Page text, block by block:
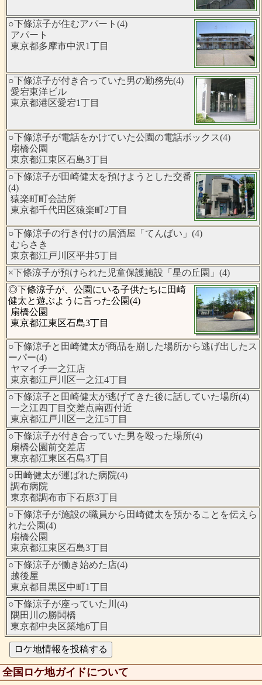
○下條涼子が住むアパート(4)
アパート
東京都多摩市中沢1丁目
○下條涼子が付き合っていた男の勤務先(4)
愛宕東洋ビル
東京都港区愛宕1丁目
○下條涼子が電話をかけていた公園の電話ボックス(4)
扇橋公園
東京都江東区石島3丁目
○下條涼子が田崎健太を預けようとした交番
(4)
猿楽町町会詰所
東京都千代田区猿楽町2丁目
○下條涼子の行き付けの居酒屋「てんばい」(4)
むらさき
東京都江戸川区平井5丁目
×下條涼子が預けられた児童保護施設「星の丘園」(4)
◎下條涼子が、公園にいる子供たちに田崎
健太と遊ぶように言った公園(4)
扇橋公園
東京都江東区石島3丁目
○下條涼子と田崎健太が商品を崩した場所から逃げ出したス
ーパー(4)
ヤマイチ一之江店
東京都江戸川区一之江4丁目
○下條涼子と田崎健太が逃げてきた後に話していた場所(4)
一之江四丁目交差点南西付近
東京都江戸川区一之江5丁目
○下條涼子が付き合っていた男を殴った場所(4)
扇橋公園前交差店
東京都江東区石島3丁目
○田崎健太が運ばれた病院(4)
調布病院
東京都調布市下石原3丁目
○下條涼子が施設の職員から田崎健太を預かることを伝えら
れた公園(4)
扇橋公園
東京都江東区石島3丁目
○下條涼子が働き始めた店(4)
越後屋
東京都目黒区中町1丁目
○下條涼子が座っていた川(4)
隅田川の勝鬨橋
東京都中央区築地6丁目
全国ロケ地ガイドについて